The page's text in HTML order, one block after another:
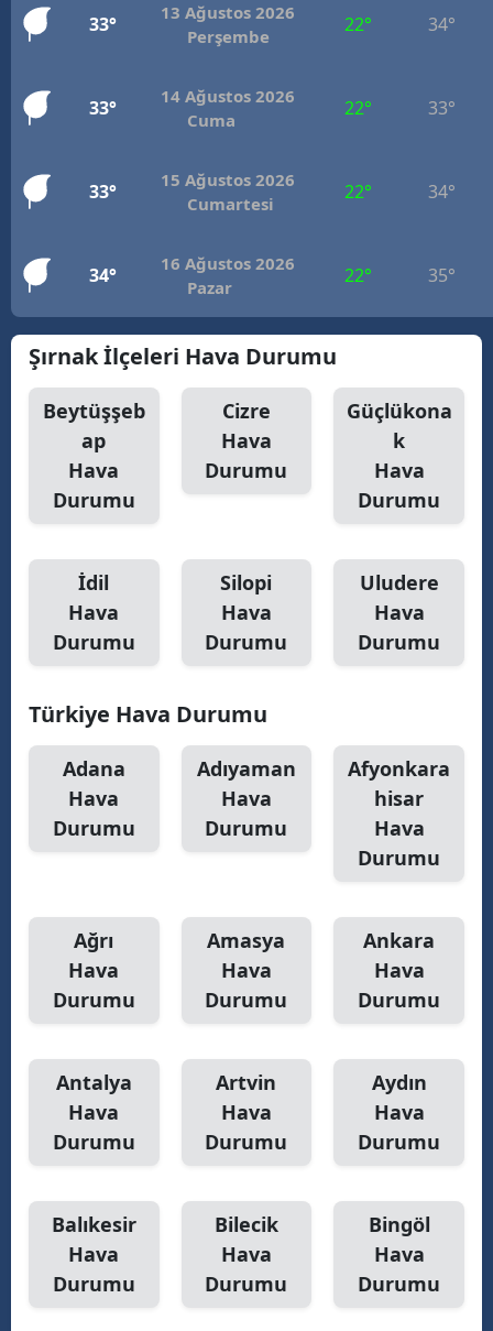
Kars
Kayseri
Kırşehir
Konya
Kütahya
Manisa
Kahramanmaraş
Mardin
Muğla
Nevşehir
Sakarya
Samsun
Siirt
Sivas
Tekirdağ
Trabzon
Şanlıurfa
Uşak
33°
13 Ağustos 2026
Perşembe
22° 34°
33°
14 Ağustos 2026
Cuma
22° 33°
33°
15 Ağustos 2026
Cumartesi
22° 34°
34°
16 Ağustos 2026
Pazar
22° 35°
Şırnak İlçeleri Hava Durumu
Beytüşşeb
ap
Hava
Durumu
Cizre
Hava
Durumu
Güçlükona
k
Hava
Durumu
İdil
Hava
Durumu
Silopi
Hava
Durumu
Uludere
Hava
Durumu
Türkiye Hava Durumu
Adana
Hava
Durumu
Adıyaman
Hava
Durumu
Afyonkara
hisar
Hava
Durumu
Ağrı
Hava
Durumu
Amasya
Hava
Durumu
Ankara
Hava
Durumu
Antalya
Hava
Durumu
Artvin
Hava
Durumu
Aydın
Hava
Durumu
Balıkesir
Hava
Durumu
Bilecik
Hava
Durumu
Bingöl
Hava
Durumu